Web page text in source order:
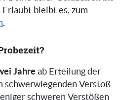
Erlaubt bleibt es, zum
.
Jahre ab Erteilung der
schwerwiegenden Verstoß
schweren Verstößen